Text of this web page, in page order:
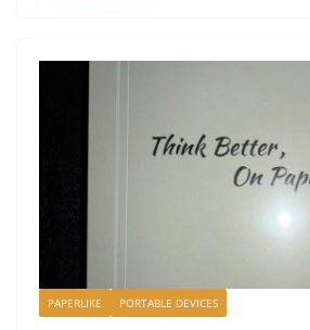
PAPERLIKE PORTABLE DEVICES